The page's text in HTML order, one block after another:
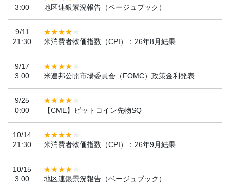
3:00
地区連銀景況報告（ベージュブック）
9/11
21:30
米消費者物価指数（CPI）：26年8月結果
9/17
3:00
米連邦公開市場委員会（FOMC）政策金利発表
9/25
0:00
【CME】ビットコイン先物SQ
10/14
21:30
米消費者物価指数（CPI）：26年9月結果
10/15
3:00
地区連銀景況報告（ベージュブック）